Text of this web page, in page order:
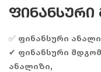
ფინანსური
✅ ფინანსური
✔ ფინანსური
ანალიზი,